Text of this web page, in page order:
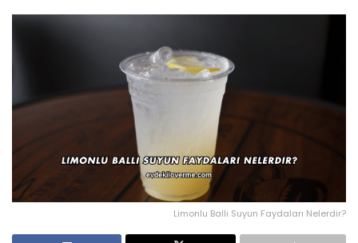
Limonlu Ballı Suyun Faydaları Nelerdir?